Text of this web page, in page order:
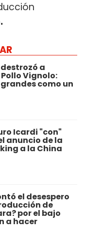
a
Vignolo:
como un
Icardi "con"
anuncio de la
a la China
el desespero
de
por el bajo
a hacer